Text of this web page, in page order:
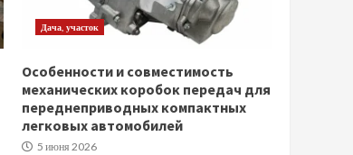
Дача, участок
Особенности и совместимость
механических коробок передач для
переднеприводных компактных
легковых автомобилей
5 июня 2026